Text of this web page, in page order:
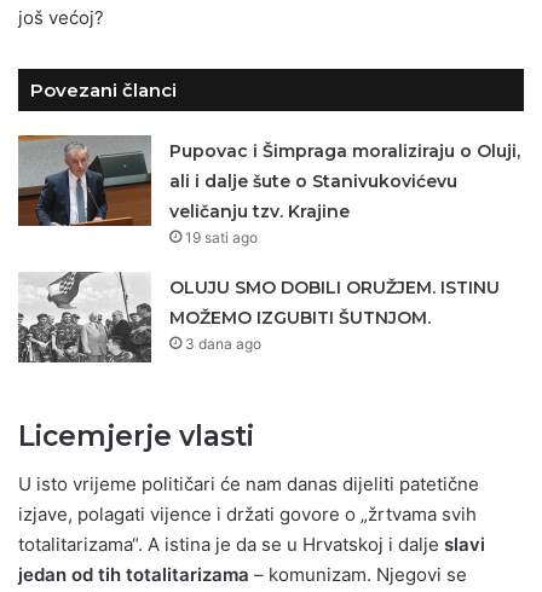
još većoj?
Povezani članci
Pupovac i Šimpraga moraliziraju o Oluji,
ali i dalje šute o Stanivukovićevu
veličanju tzv. Krajine
19 sati ago
OLUJU SMO DOBILI ORUŽJEM. ISTINU
MOŽEMO IZGUBITI ŠUTNJOM.
3 dana ago
Licemjerje vlasti
U isto vrijeme političari će nam danas dijeliti patetične
izjave, polagati vijence i držati govore o „žrtvama svih
totalitarizama“. A istina je da se u Hrvatskoj i dalje slavi
jedan od tih totalitarizama – komunizam. Njegovi se